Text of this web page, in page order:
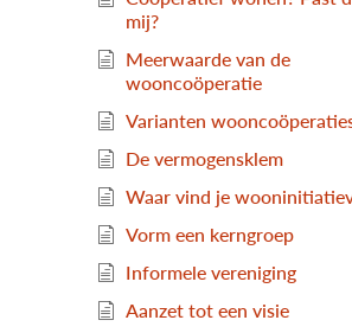
mij?
Meerwaarde van de
wooncoöperatie
Varianten
De vermogensklem
Waar vind je
Vorm een kerngroep
Informele vereniging
Aanzet tot een visie